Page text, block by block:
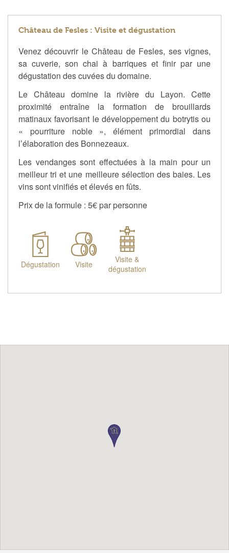
Château de Fesles : Visite et dégustation
Venez découvrir le Château de Fesles, ses vignes,
sa cuverie, son chai à barriques et finir par une
dégustation des cuvées du domaine.
Le Château domine la rivière du Layon. Cette
proximité entraîne la formation de brouillards
matinaux favorisant le développement du botrytis ou
« pourriture noble », élément primordial dans
l’élaboration des Bonnezeaux.
Les vendanges sont effectuées à la main pour un
meilleur tri et une meilleure sélection des baies. Les
vins sont vinifiés et élevés en fûts.
Prix de la formule : 5€ par personne
Dégustation Visite
Visite &
dégustation